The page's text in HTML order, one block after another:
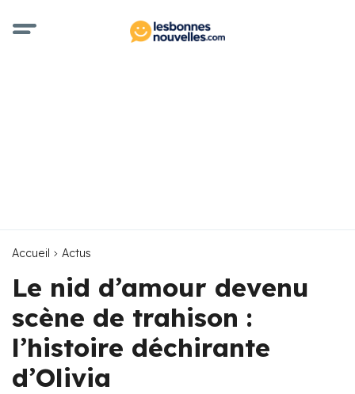
Accueil Actus
Le nid d’amour devenu
scène de trahison :
l’histoire déchirante
d’Olivia